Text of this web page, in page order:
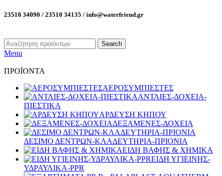
23510 34090 / 23510 34135 / info@waterfriend.gr
Search
Menu
ΠΡΟΪΟΝΤΑ
ΑΕΡΟΣΥΜΠΙΕΣΤΕΣ
ΑΝΤΛΙΕΣ-ΔΟΧΕΙΑ-
ΠΙΕΣΤΙΚΑ
ΑΡΔΕΥΣΗ ΚΗΠΟΥ
ΔΕΞΑΜΕΝΕΣ-ΔΟΧΕΙΑ
ΔΕΣΙΜΟ ΔΕΝΤΡΩΝ-ΚΛΑΔΕΥΤΗΡΙΑ-ΠΡΙΟΝΙΑ
ΕΙΔΗ ΒΑΦΗΣ & ΧΗΜΙΚΑ
ΕΙΔΗ ΥΓΙΕΙΝΗΣ-
ΥΔΡΑΥΛΙΚΑ-PPR